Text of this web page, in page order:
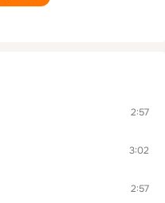
2:57
3:02
2:57